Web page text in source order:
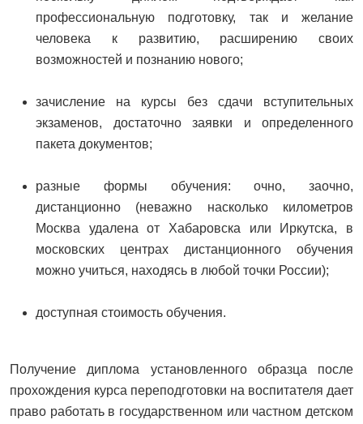
профессиональную подготовку, так и желание
человека к развитию, расширению своих
возможностей и познанию нового;
зачисление на курсы без сдачи вступительных
экзаменов, достаточно заявки и определенного
пакета документов;
разные формы обучения: очно, заочно,
дистанционно (неважно насколько километров
Москва удалена от Хабаровска или Иркутска, в
московских центрах дистанционного обучения
можно учиться, находясь в любой точки России);
доступная стоимость обучения.
Получение диплома установленного образца после
прохождения курса переподготовки на воспитателя дает
право работать в государственном или частном детском